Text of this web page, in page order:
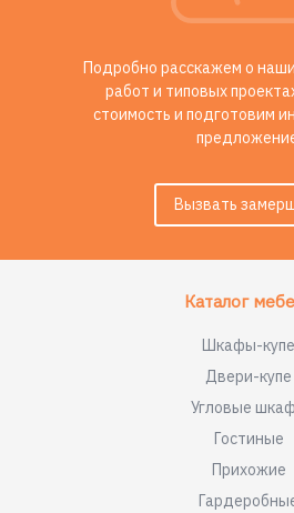
Подробно расскажем о
работ и типовых
стоимость и подготовим
Вызвать
Каталог
Шкафы-купе
Двери-купе
Угловые
Гостиные
Прихожие